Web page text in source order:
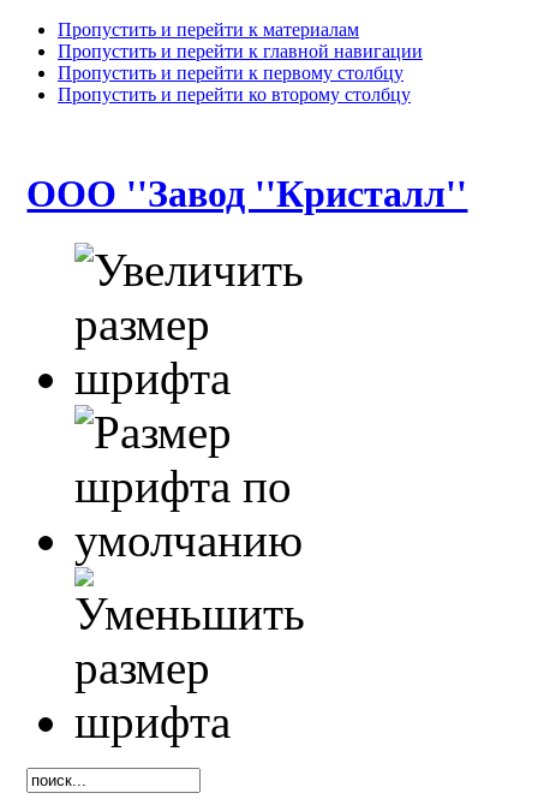
Пропустить и перейти к материалам
Пропустить и перейти к главной навигации
Пропустить и перейти к первому столбцу
Пропустить и перейти ко второму столбцу
ООО ''Завод ''Кристалл''